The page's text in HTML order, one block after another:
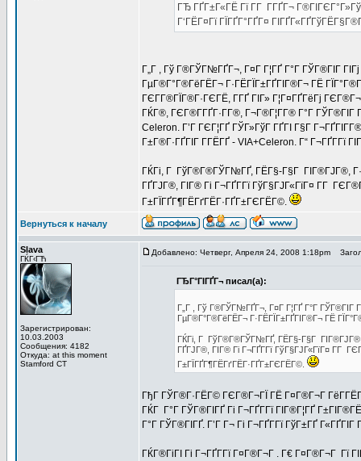
ГЂ ГҐГ±Г«ГЁ Гї Г­Г Г­ГҐГ¬
Г‘ГЁГ¤Гї ГЇГҐГ°ГҐГ¤
Г„Г , Гў Г®ГЎГ№ГҐГ¬, Г¤Г Г¦ГҐ Г°Г ГЎГ®ГІГ
ГµГ®Г°Г®ГёГЁГ¬ Г·ГЁГЇГ±ГҐГІГ®Г¬ ГЁ
ГЄГ­Г®ГЇГ®Г·ГЄГЁ, Г­ГҐ ГІГ» Г¦Г¤ГҐГёГј
ГЌГ®, ГЄГ®Г­ГҐГ·Г­Г®, Г¬Г®Г¦Г­Г® Г°Г ГЎГ®ГІГ
Celeron. Г’Г ГЄГ¦ГҐ ГЎГ»ГўГ ГҐГІ Г§Г
Г±Г®Г·ГҐГІГ Г­ГЁГҐ - VIA+Celeron. Г“ Г¬ГҐГ­Гї
ГЌГі, Г ГўГ®Г®ГЎГ№ГҐ, ГЁГ§-Г§Г ГІГ®ГЈГ®,
ГҐГЈГ®, ГІГ® Гі Г¬ГҐГ­Гї ГўГ§ГЈГ«ГїГ¤ Г­Г
Г±ГЇГҐГ¶ГЁГґГЁГ·ГҐГ±ГЄГЁГ©.
Вернуться к началу
Slava
ГЌГ‹ГЋ
Зарегистрирован:
10.03.2003
Сообщения: 4182
Откуда: at this moment
Stamford CT
Добавлено: Четверг, Апреля 24, 2008 1:18pm
ГЂГ°ГІГҐГ¬ писал(а):
Г„Г , Гў Г®ГЎГ№ГҐГ¬, Г¤Г Г¦ГҐ Г°Г ГЎГ®ГІГ
ГµГ®Г°Г®ГёГЁГ¬ Г·ГЁГЇГ±ГҐГІГ®Г¬ ГЁ
ГЌГі, Г ГўГ®Г®ГЎГ№ГҐ, ГЁГ§-Г§Г ГІГ®ГЈГ®,
ГҐГЈГ®, ГІГ® Гі Г¬ГҐГ­Гї ГўГ§ГЈГ«ГїГ¤ Г­Г
Г±ГЇГҐГ¶ГЁГґГЁГ·ГҐГ±ГЄГЁГ©.
ГђГ ГЎГ®Г·ГЁГ© ГЄГ®Г¬ГЇ ГЁ Г¤Г®Г¬Г
ГЌГ Г°Г ГЎГ®ГІГҐ Гі Г¬ГҐГ­Гї ГІГ®Г¦ГҐ
Г°Г ГЎГ®ГІГҐ. Г’Г Г¬ Гі Г¬ГҐГ­Гї ГўГ±ГҐ
ГЌГ®ГіГІ Гі Г¬ГҐГ­Гї Г¤Г®Г¬Г . Г€ Г¤Г®Г¬Г Гї